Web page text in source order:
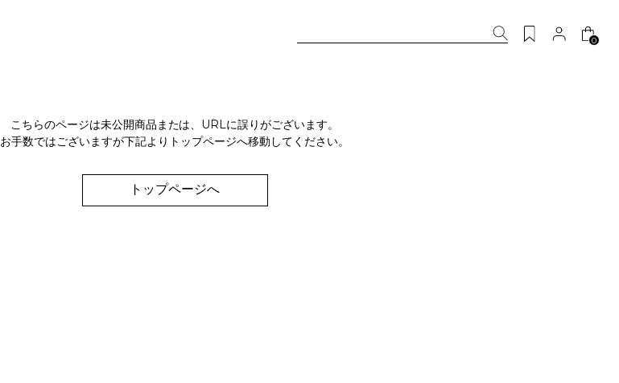
0
こちらのページは未公開商品または、URLに誤りがございます。
お手数ではございますが下記よりトップページへ移動してください。
トップページへ